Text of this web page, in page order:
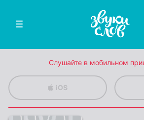
Слушайте в мобильном
iOS